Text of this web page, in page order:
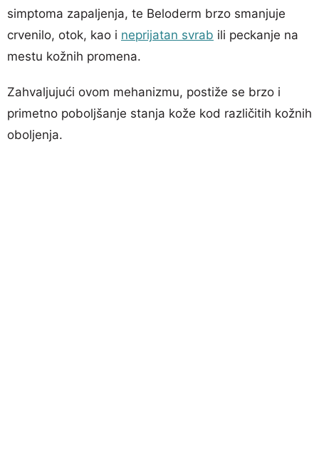
simptoma zapaljenja, te Beloderm brzo smanjuje
crvenilo, otok, kao i neprijatan svrab ili peckanje na
mestu kožnih promena.
Zahvaljujući ovom mehanizmu, postiže se brzo i
primetno poboljšanje stanja kože kod različitih kožnih
oboljenja.